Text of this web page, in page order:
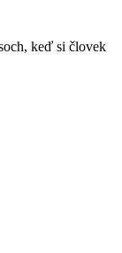
keď si človek